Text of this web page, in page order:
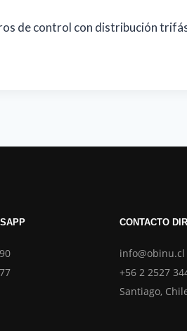
de control con distribución
CONTACTO
info@obinu.cl
+56 2 2527
Santiago,